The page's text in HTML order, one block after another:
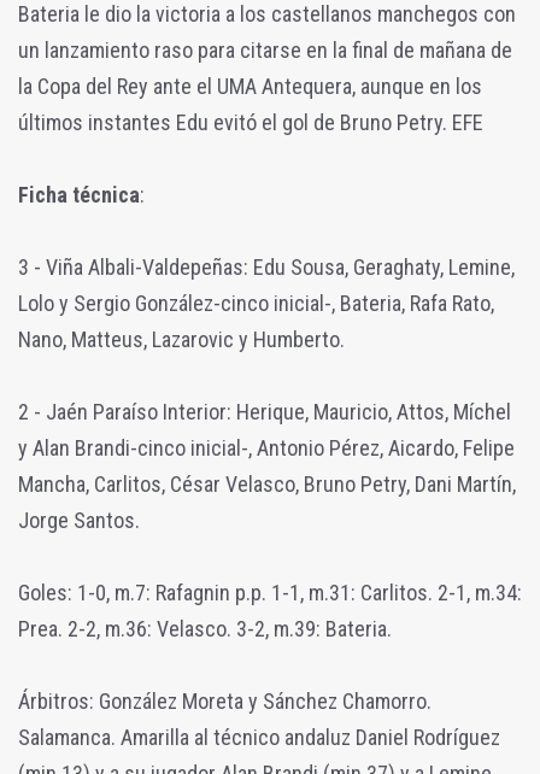
Bateria le dio la victoria a los castellanos manchegos con
un lanzamiento raso para citarse en la final de mañana de
la Copa del Rey ante el UMA Antequera, aunque en los
últimos instantes Edu evitó el gol de Bruno Petry. EFE
Ficha técnica:
3 - Viña Albali-Valdepeñas: Edu Sousa, Geraghaty, Lemine,
Lolo y Sergio González-cinco inicial-, Bateria, Rafa Rato,
Nano, Matteus, Lazarovic y Humberto.
2 - Jaén Paraíso Interior: Herique, Mauricio, Attos, Míchel
y Alan Brandi-cinco inicial-, Antonio Pérez, Aicardo, Felipe
Mancha, Carlitos, César Velasco, Bruno Petry, Dani Martín,
Jorge Santos.
Goles: 1-0, m.7: Rafagnin p.p. 1-1, m.31: Carlitos. 2-1, m.34:
Prea. 2-2, m.36: Velasco. 3-2, m.39: Bateria.
Árbitros: González Moreta y Sánchez Chamorro.
Salamanca. Amarilla al técnico andaluz Daniel Rodríguez